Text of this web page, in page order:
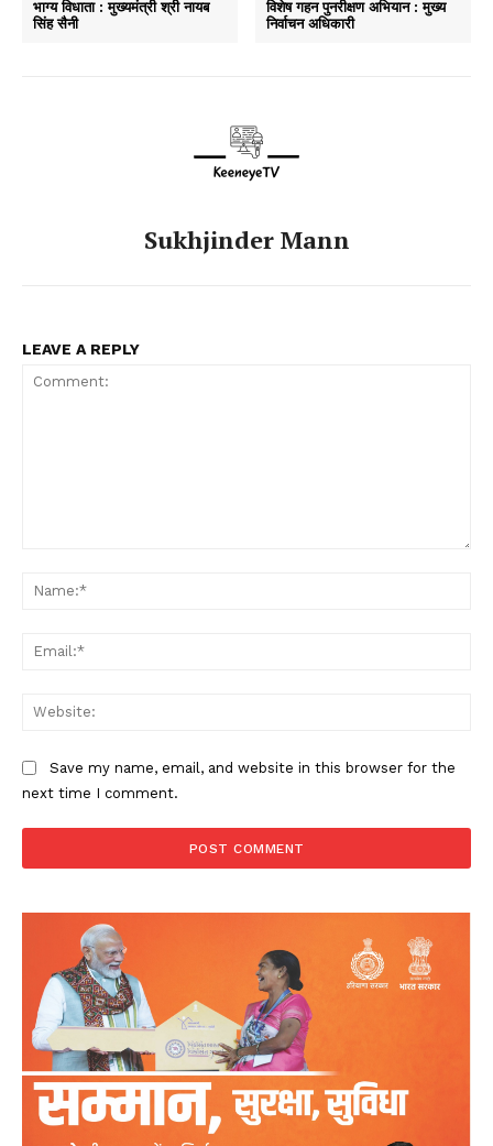
भाग्य विधाता : मुख्यमंत्री श्री नायब
सिंह सैनी
विशेष गहन पुनरीक्षण अभियान : मुख्य
निर्वाचन अधिकारी
Sukhjinder Mann
LEAVE A REPLY
Save my name, email, and website in this browser for the
next time I comment.